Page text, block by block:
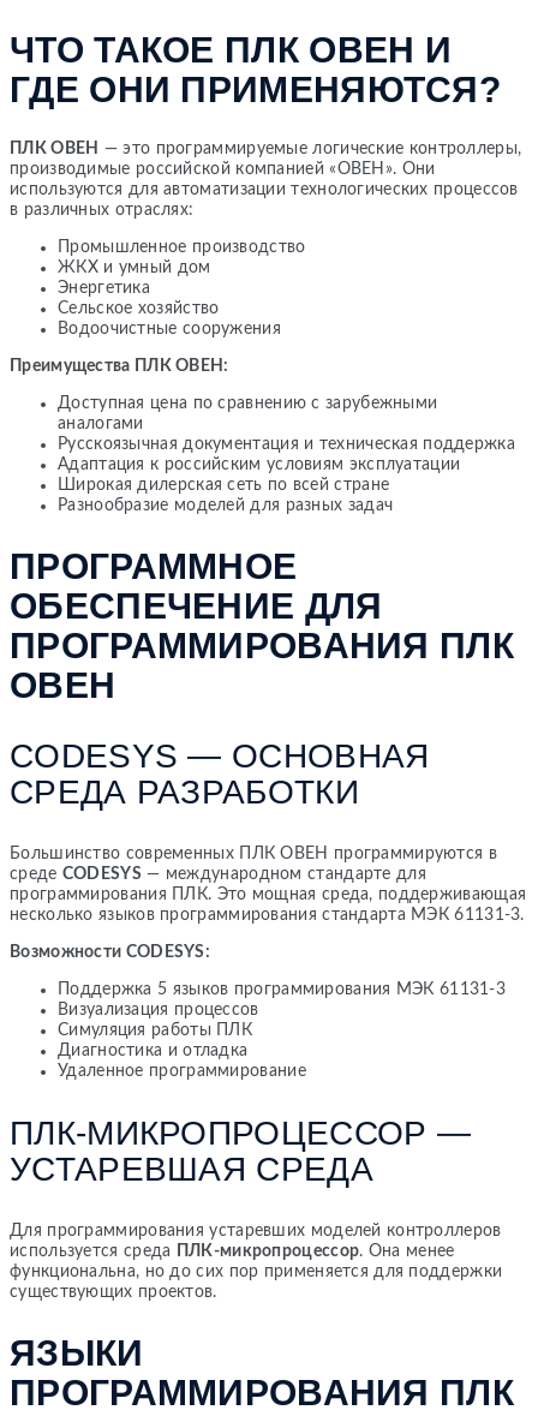
ЧТО ТАКОЕ ПЛК ОВЕН И
ГДЕ ОНИ ПРИМЕНЯЮТСЯ?
ПЛК ОВЕН
— это программируемые логические контроллеры,
производимые российской компанией «ОВЕН». Они
используются для автоматизации технологических процессов
в различных отраслях:
Промышленное производство
ЖКХ и умный дом
Энергетика
Сельское хозяйство
Водоочистные сооружения
Преимущества ПЛК ОВЕН:
Доступная цена по сравнению с зарубежными
аналогами
Русскоязычная документация и техническая поддержка
Адаптация к российским условиям эксплуатации
Широкая дилерская сеть по всей стране
Разнообразие моделей для разных задач
ПРОГРАММНОЕ
ОБЕСПЕЧЕНИЕ ДЛЯ
ПРОГРАММИРОВАНИЯ ПЛК
ОВЕН
CODESYS — ОСНОВНАЯ
СРЕДА РАЗРАБОТКИ
Большинство современных ПЛК ОВЕН программируются в
среде CODESYS— международном стандарте для
программирования ПЛК. Это мощная среда, поддерживающая
несколько языков программирования стандарта МЭК 61131-3.
Возможности CODESYS:
Поддержка 5 языков программирования МЭК 61131-3
Визуализация процессов
Симуляция работы ПЛК
Диагностика и отладка
Удаленное программирование
ПЛК-МИКРОПРОЦЕССОР —
УСТАРЕВШАЯ СРЕДА
Для программирования устаревших моделей контроллеров
используется среда
ПЛК-микропроцессор. Она менее
функциональна, но до сих пор применяется для поддержки
существующих проектов.
ЯЗЫКИ
ПРОГРАММИРОВАНИЯ ПЛК